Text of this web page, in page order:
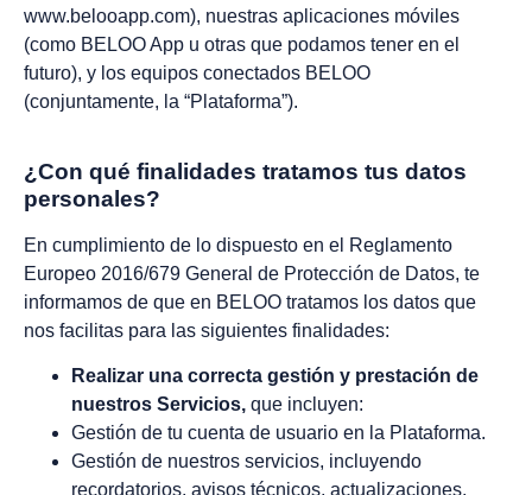
www.belooapp.com), nuestras aplicaciones móviles
(como BELOO App u otras que podamos tener en el
futuro), y los equipos conectados BELOO
(conjuntamente, la “Plataforma”).
¿Con qué finalidades tratamos tus datos
personales?
En cumplimiento de lo dispuesto en el Reglamento
Europeo 2016/679 General de Protección de Datos, te
informamos de que en BELOO tratamos los datos que
nos facilitas para las siguientes finalidades:
Realizar una correcta gestión y prestación de
nuestros Servicios, que incluyen:
Gestión de tu cuenta de usuario en la Plataforma.
Gestión de nuestros servicios, incluyendo
recordatorios, avisos técnicos, actualizaciones,